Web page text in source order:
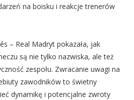
na boisku i reakcje trenerów
– Real Madryt pokazała, jak
są nie tylko nazwiska, ale też
zespołu. Zwracanie uwagi na
zawodników to świetny
dynamikę i potencjalne zwroty